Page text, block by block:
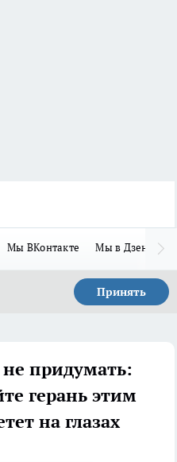
Мы ВКонтакте Мы в Дзене
Принять
придумать:
герань этим
на глазах